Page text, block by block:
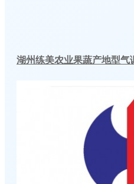
湖州练美农业果蔬产地型气